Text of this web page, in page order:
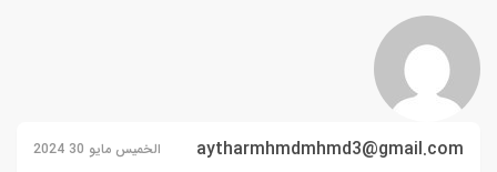
aytharmhmdmhmd3@gmail.com الخميس مايو 30 2024